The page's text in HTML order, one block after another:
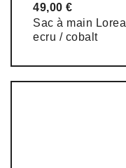
49,00 €
Sac à main Lorea
ecru / cobalt